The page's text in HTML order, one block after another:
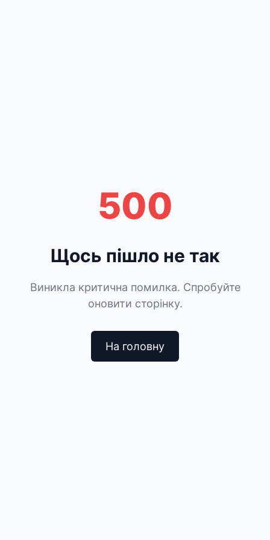
500
Щось пішло не так
Виникла критична помилка. Спробуйте
оновити сторінку.
На головну